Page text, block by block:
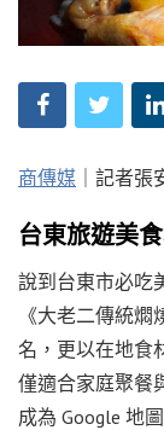
商傳媒 ｜記者
台東旅遊美
說到台東市必吃
《大老二傳統
名，更以在地食
僅適合家庭聚餐
成為 Google 地